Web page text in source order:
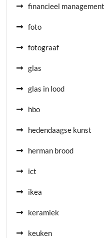
financieel management
foto
fotograaf
glas
glas in lood
hbo
hedendaagse kunst
herman brood
ict
ikea
keramiek
keuken